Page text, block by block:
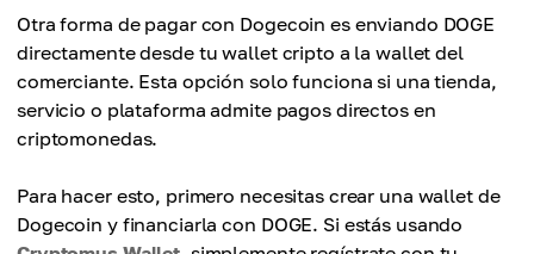
Otra forma de pagar con Dogecoin es enviando DOGE
directamente desde tu wallet cripto a la wallet del
comerciante. Esta opción solo funciona si una tienda,
servicio o plataforma admite pagos directos en
criptomonedas.
Para hacer esto, primero necesitas crear una wallet de
Dogecoin y financiarla con DOGE. Si estás usando